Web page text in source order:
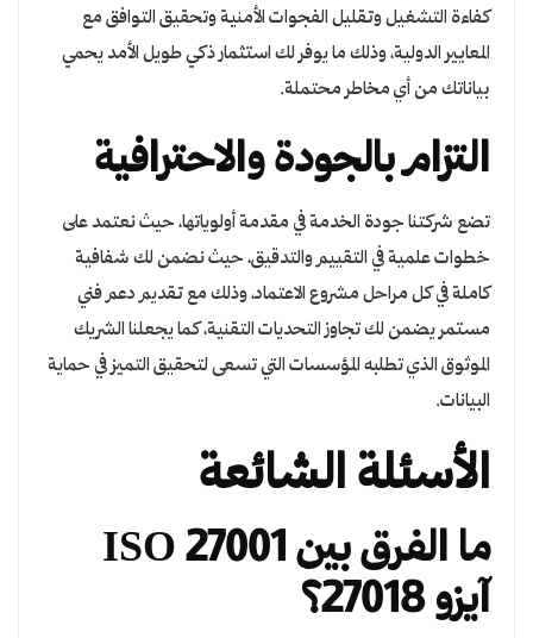
كفاءة التشغيل وتقليل الفجوات الأمنية وتحقيق التوافق مع
المعايير الدولية، وذلك ما يوفر لك استثمار ذكي طويل الأمد يحمي
بياناتك من أي مخاطر محتملة.
التزام بالجودة والاحترافية
تضع شركتنا جودة الخدمة في مقدمة أولوياتها، حيث نعتمد على
خطوات علمية في التقييم والتدقيق، حيث نضمن لك شفافية
كاملة في كل مراحل مشروع الاعتماد، وذلك مع تقديم دعم فني
مستمر يضمن لك تجاوز التحديات التقنية، كما يجعلنا الشريك
الموثوق الذي تطلبه المؤسسات التي تسعى لتحقيق التميز في حماية
البيانات.
الأسئلة الشائعة
ما الفرق بين ISO 27001
آيزو 27018؟